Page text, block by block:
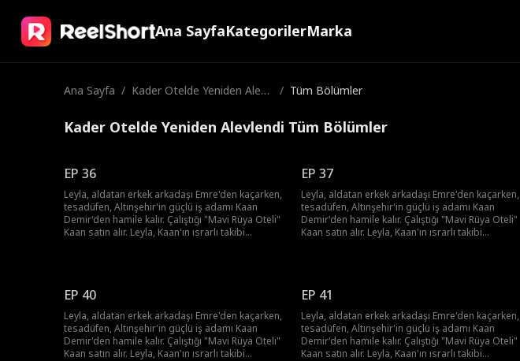
Ana SayfaKategorilerMarka
Ana Sayfa / Kader Otelde Yeniden Alevl
/ Tüm Bölümler
Kader Otelde Yeniden Alevlendi Tüm Bölümler
EP 36
Leyla, aldatan erkek arkadaşı Emre'den kaçarken,
tesadüfen, Altınşehir'in güçlü iş adamı Kaan
Demir'den hamile kalır. Çalıştığı "Mavi Rüya Oteli"
Kaan satın alır. Leyla, Kaan'ın ısrarlı takibi
EP 37
Leyla, aldatan erkek arkadaşı Emre'den kaçarken,
tesadüfen, Altınşehir'in güçlü iş adamı Kaan
Demir'den hamile kalır. Çalıştığı "Mavi Rüya Oteli"
Kaan satın alır. Leyla, Kaan'ın ısrarlı takibi
EP 40
Leyla, aldatan erkek arkadaşı Emre'den kaçarken,
tesadüfen, Altınşehir'in güçlü iş adamı Kaan
Demir'den hamile kalır. Çalıştığı "Mavi Rüya Oteli"
Kaan satın alır. Leyla, Kaan'ın ısrarlı takibi
EP 41
Leyla, aldatan erkek arkadaşı Emre'den kaçarken,
tesadüfen, Altınşehir'in güçlü iş adamı Kaan
Demir'den hamile kalır. Çalıştığı "Mavi Rüya Oteli"
Kaan satın alır. Leyla, Kaan'ın ısrarlı takibi